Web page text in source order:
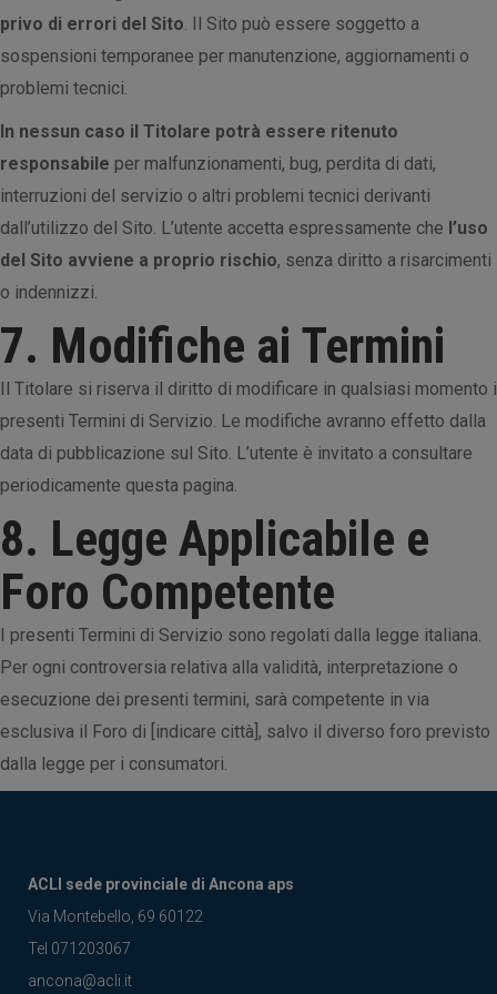
privo di errori del Sito. Il Sito può essere soggetto a
sospensioni temporanee per manutenzione, aggiornamenti o
problemi tecnici.
In nessun caso il Titolare potrà essere ritenuto
responsabile per malfunzionamenti, bug, perdita di dati,
interruzioni del servizio o altri problemi tecnici derivanti
dall’utilizzo del Sito. L’utente accetta espressamente che l’uso
del Sito avviene a proprio rischio, senza diritto a risarcimenti
o indennizzi.
7. Modifiche ai Termini
Il Titolare si riserva il diritto di modificare in qualsiasi momento i
presenti Termini di Servizio. Le modifiche avranno effetto dalla
data di pubblicazione sul Sito. L’utente è invitato a consultare
periodicamente questa pagina.
8. Legge Applicabile e
Foro Competente
I presenti Termini di Servizio sono regolati dalla legge italiana.
Per ogni controversia relativa alla validità, interpretazione o
esecuzione dei presenti termini, sarà competente in via
esclusiva il Foro di [indicare città], salvo il diverso foro previsto
dalla legge per i consumatori.
ACLI sede provinciale di Ancona aps
Via Montebello, 69 60122
Tel 071203067
ancona@acli.it